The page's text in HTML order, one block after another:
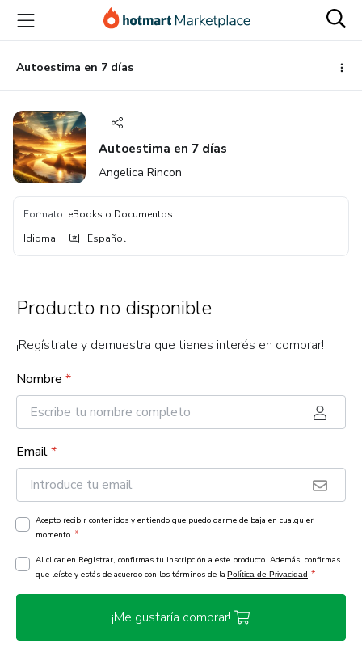
principal
página
de
página
Autoestima en 7 días
Autoestima en 7 días
Angelica Rincon
Formato: eBooks o Documentos
Idioma: Español
Producto no disponible
¡Regístrate y demuestra que tienes interés en comprar!
Nombre *
Email*
Acepto recibir contenidos y entiendo que puedo darme de baja en cualquier
momento. *
Al clicar en Registrar, confirmas tu inscripción a este producto. Además, confirmas
que leíste y estás de acuerdo con los términos de la Política de Privacidad *
¡Me gustaría comprar!